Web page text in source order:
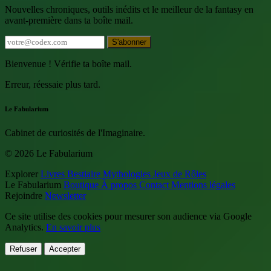
Nouvelles chroniques, outils inédits et le meilleur de la fantasy en
avant-première dans ta boîte mail.
S'abonner
Bienvenue ! Vérifie ta boîte mail.
Erreur, réessaie plus tard.
Le Fabularium
Cabinet de curiosités de l'Imaginaire.
© 2026 Le Fabularium
Explorer Livres Bestiaire Mythologies Jeux de Rôles
Le Fabularium Boutique À propos Contact Mentions légales
Rejoindre Newsletter
Ce site utilise des cookies pour mesurer son audience via Google
Analytics. En savoir plus
Refuser Accepter